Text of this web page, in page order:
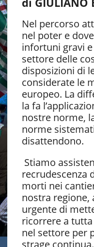
Nel percorso
nel poter e
infortuni gravi
settore delle
disposizioni di
considerate le
europeo. La
la fa
nostre norme,
norme
disattendono.
Stiamo
recrudescenza
morti nei
nostra regione,
urgente di
ricorrere a
nel settore per
strage continua.